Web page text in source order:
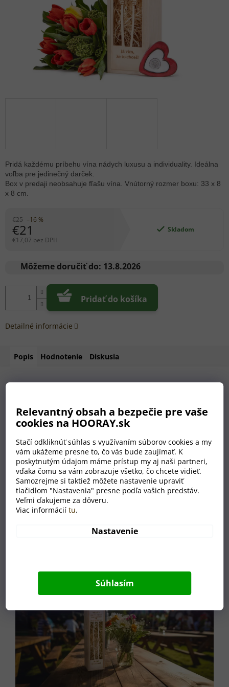
Relevantný obsah a bezpečie pre vaše
cookies na HOORAY.sk
Stačí odkliknúť súhlas s využívaním súborov cookies a my
vám ukážeme presne to, čo vás bude zaujímať. K
poskytnutým údajom máme prístup my aj naši partneri,
vďaka čomu sa vám zobrazuje všetko, čo chcete vidieť.
Samozrejme si taktiež môžete nastavenie upraviť
tlačidlom "Nastavenia" presne podľa vašich predstáv.
Veľmi ďakujeme za dôveru.
Viac informáciítu.
Nastavenie
Súhlasím
€25 –16 %
€21
€17,07 bez DPH
cena:
Skladom
Môžeme doručiť do: 13.8.2026
Pridať do košíka
Pridá každému príbehu vína nádych luxusu a individuality. Ideálna
voľba pre jedinečný darček.
Box v predaji neobsahuje fľašu vína. Vnútorný rozmer boxu: 33 x 8
x 8 cm.
Detailné informácie
Popis Hodnotenie Diskusia
Každá láhev vína si
zaslouží svůj vlastní
příběh.
Elegantní design a vysoká kvalita materiálu dodávají každé
příležitosti nádech luxusu a individuality. Vyberte si dřevěný
box, který nejen že ochrání vaše víno, ale také přidá k jeho
příběhu - dárek, který skutečně vypráví. Vnitřní rozměr
boxu: 33 x 8 x 8 cm (d x š x v)